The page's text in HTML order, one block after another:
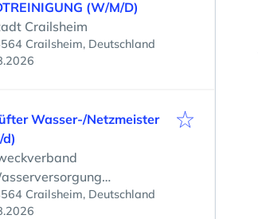
(W/M/D)
Stadt Crailsheim
Crailsheim, Deutschland
Wasser-/Netzmeister
Crailsheim, Deutschland